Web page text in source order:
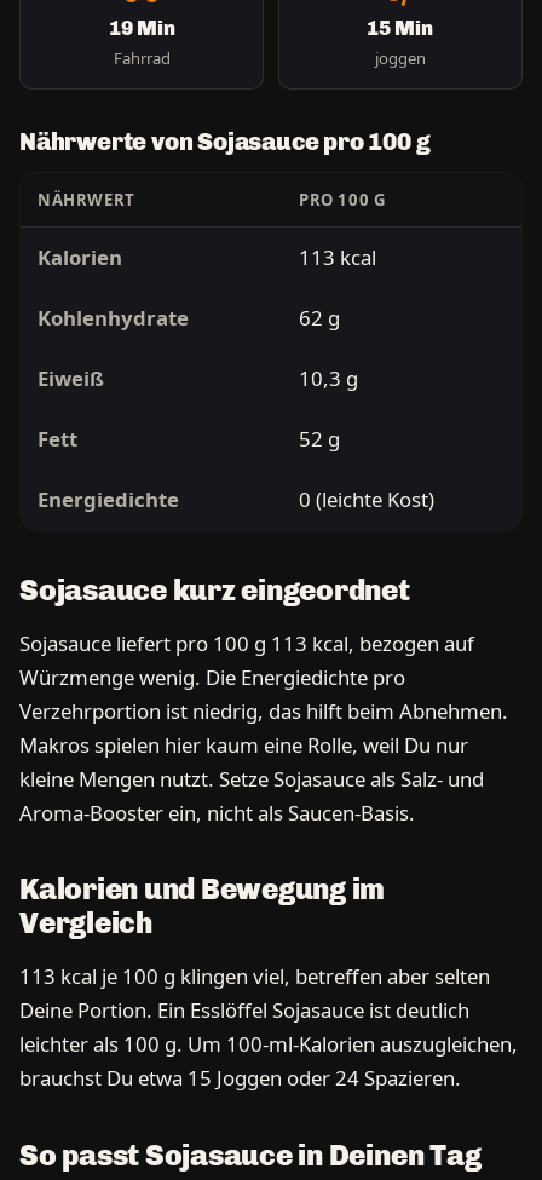
19 Min
Fahrrad
15 Min
joggen
Nährwerte von Sojasauce pro 100 g
NÄHRWERT PRO 100 G
Kalorien 113 kcal
Kohlenhydrate 62 g
Eiweiß 10,3 g
Fett 52 g
Energiedichte 0 (leichte Kost)
Sojasauce kurz eingeordnet
Sojasauce liefert pro 100 g 113 kcal, bezogen auf
Würzmenge wenig. Die Energiedichte pro
Verzehrportion ist niedrig, das hilft beim Abnehmen.
Makros spielen hier kaum eine Rolle, weil Du nur
kleine Mengen nutzt. Setze Sojasauce als Salz- und
Aroma-Booster ein, nicht als Saucen-Basis.
Kalorien und Bewegung im
Vergleich
113 kcal je 100 g klingen viel, betreffen aber selten
Deine Portion. Ein Esslöffel Sojasauce ist deutlich
leichter als 100 g. Um 100-ml-Kalorien auszugleichen,
brauchst Du etwa 15 Joggen oder 24 Spazieren.
So passt Sojasauce in Deinen Tag